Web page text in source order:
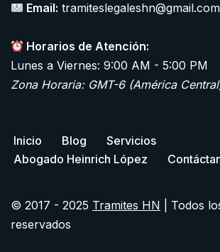
Email: tramiteslegaleshn@gmail.com
Horarios de Atención:
Lunes a Viernes: 9:00 AM - 5:00 PM
Zona Horaria: GMT-6 (América
Inicio Blog
Servicios
Abogado Heinrich López
© 2017 - 2025 Tramites HN | Todos
reservados